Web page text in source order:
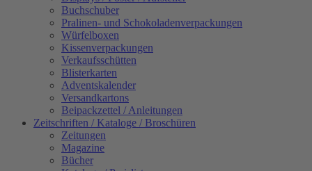
Buchschuber
Pralinen- und Schokoladenverpackungen
Würfelboxen
Kissenverpackungen
Verkaufsschütten
Blisterkarten
Adventskalender
Versandkartons
Beipackzettel / Anleitungen
Zeitschriften / Kataloge / Broschüren
Zeitungen
Magazine
Bücher